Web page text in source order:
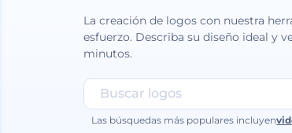
La creación de logos con nuestra
esfuerzo. Describa su diseño ideal y
minutos.
Las búsquedas más populares incluyen